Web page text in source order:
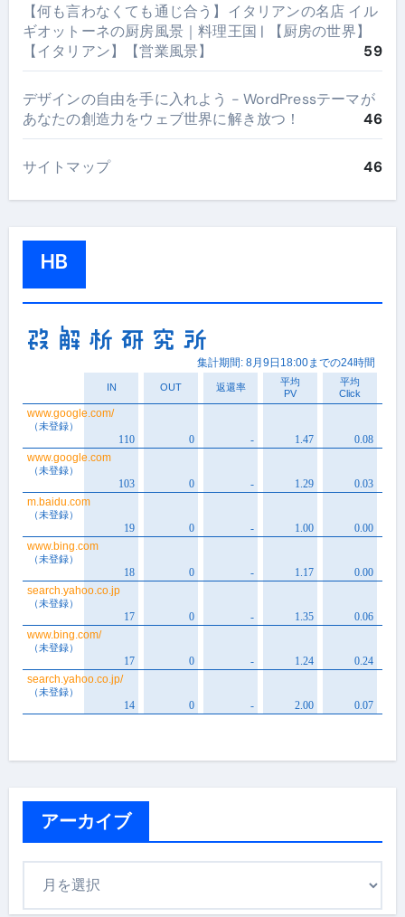
【何も言わなくても通じ合う】イタリアンの名店 イル
ギオットーネの厨房風景｜料理王国 | 【厨房の世界】
【イタリアン】【営業風景】
59
デザインの自由を手に入れよう - WordPressテーマが
あなたの創造力をウェブ世界に解き放つ！
46
サイトマップ 46
HB
アーカイブ